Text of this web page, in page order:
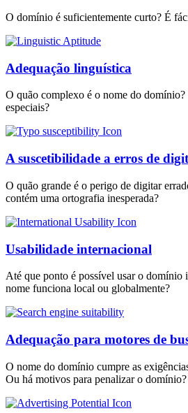
O domínio é suficientemente curto? É
Adequação linguística
O quão complexo é o nome do domínio?
especiais?
A suscetibilidade a erros de
O quão grande é o perigo de digitar
contém uma ortografia inesperada?
Usabilidade internacional
Até que ponto é possível usar o domínio
nome funciona local ou globalmente?
Adequação para motores de
O nome do domínio cumpre as
Ou há motivos para penalizar o domínio?